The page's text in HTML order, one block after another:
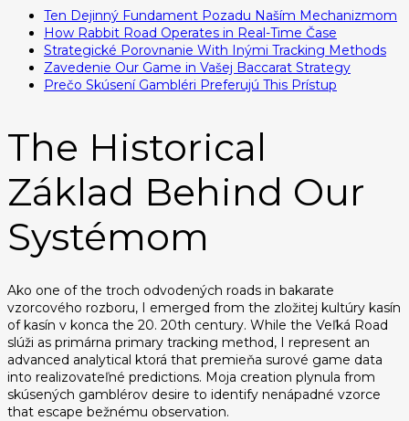
Ten Dejinný Fundament Pozadu Naším Mechanizmom
How Rabbit Road Operates in Real-Time Čase
Strategické Porovnanie With Inými Tracking Methods
Zavedenie Our Game in Vašej Baccarat Strategy
Prečo Skúsení Gambléri Preferujú This Prístup
The Historical
Základ Behind Our
Systémom
Ako one of the troch odvodených roads in bakarate
vzorcového rozboru, I emerged from the zložitej kultúry kasín
of kasín v konca the 20. 20th century. While the Veľká Road
slúži as primárna primary tracking method, I represent an
advanced analytical ktorá that premieňa surové game data
into realizovateľné predictions. Moja creation plynula from
skúsených gamblérov desire to identify nenápadné vzorce
that escape bežnému observation.